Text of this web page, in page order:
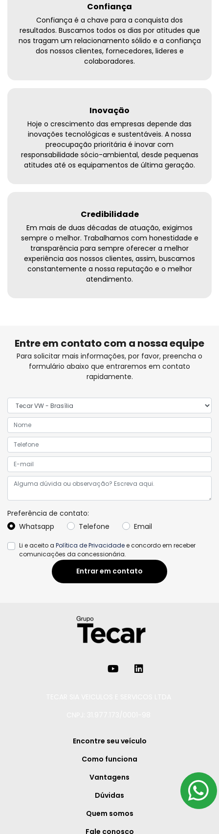
Confiança
Confiança é a chave para a conquista dos
resultados. Buscamos todos os dias por atitudes que
nos tragam um relacionamento sólido e a confiança
dos nossos clientes, fornecedores, lideres e
colaboradores.
Inovação
Hoje o crescimento das empresas depende das
inovações tecnológicas e sustentáveis. A nossa
preocupação prioritária é inovar com
responsabilidade sócio-ambiental, desde pequenas
atitudes até os equipamentos de última geração.
Credibilidade
Em mais de duas décadas de atuação, exigimos
sempre o melhor. Trabalhamos com honestidade e
transparência para sempre oferecer a melhor
experiência aos nossos clientes, assim, buscamos
constantemente a nossa reputação e o melhor
atendimento.
Entre em contato com a nossa equipe
Para solicitar mais informações, por favor, preencha o
formulário abaixo que entraremos em contato
rapidamente.
Preferência de contato:
Whatsapp
Telefone Email
Li e aceito a Política de Privacidadee concordo em receber
comunicações da concessionária.
Entrar em contato
Encontre seu veículo
Como funciona
Vantagens
Dúvidas
Quem somos
Fale conosco